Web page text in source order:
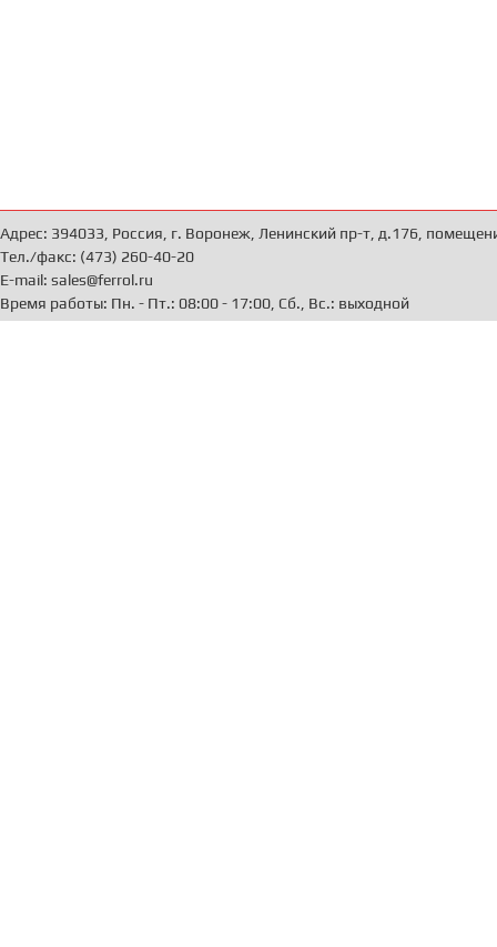
Адрес: 394033, Россия, г. Воронеж, Ленинский пр-т, д.176,
Тел./факс: (473) 260-40-20
E-mail: sales@ferrol.ru
Время работы: Пн. - Пт.: 08:00 - 17:00, Сб., Вс.: выходной